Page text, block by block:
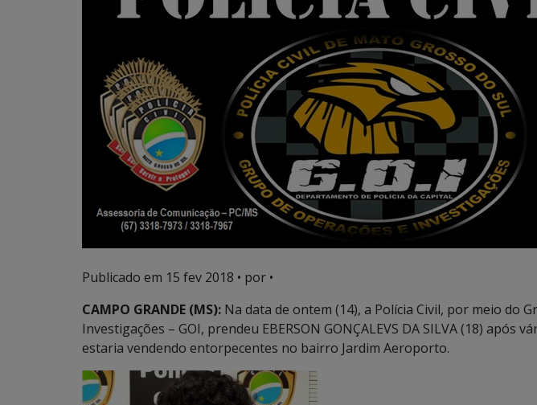
Publicado em 15 fev 2018 • por •
CAMPO GRANDE (MS): Na data de ontem (14), a Polícia Civil, por meio do
Investigações – GOI, prendeu EBERSON GONÇALEVS DA SILVA (18) após
estaria vendendo entorpecentes no bairro Jardim Aeroporto.